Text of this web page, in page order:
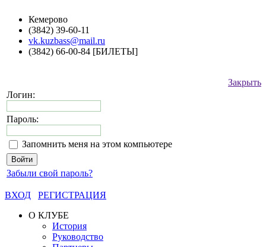
Кемерово
(3842) 39-60-11
vk.kuzbass@mail.ru
(3842) 66-00-84 [БИЛЕТЫ]
Закрыть
Логин:
Пароль:
Запомнить меня на этом компьютере
Забыли свой пароль?
ВХОД
РЕГИСТРАЦИЯ
О КЛУБЕ
История
Руководство